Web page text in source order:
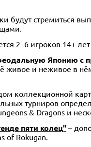
будут стремиться
2–6 игроков 14+
Японию с
и неживое в нём
коллекционной
турниров
& Dragons и
пяти колец" –
of Rokugan.